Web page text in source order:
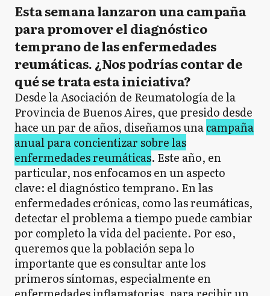
Esta semana lanzaron una campaña
para promover el diagnóstico
temprano de las enfermedades
reumáticas. ¿Nos podrías contar de
qué se trata esta iniciativa?
Desde la Asociación de Reumatología de la
Provincia de Buenos Aires, que presido desde
hace un par de años, diseñamos unacampaña
anual para concientizar sobre las
enfermedades reumáticas. Este año, en
particular, nos enfocamos en un aspecto
clave: el diagnóstico temprano. En las
enfermedades crónicas, como las reumáticas,
detectar el problema a tiempo puede cambiar
por completo la vida del paciente. Por eso,
queremos que la población sepa lo
importante que es consultar ante los
primeros síntomas, especialmente en